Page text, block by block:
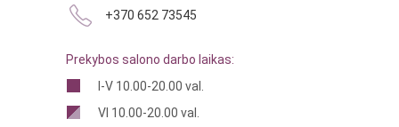
+370 652 73545
Prekybos salono darbo laikas:
I-V 10.00-20.00 val.
VI 10.00-20.00 val.